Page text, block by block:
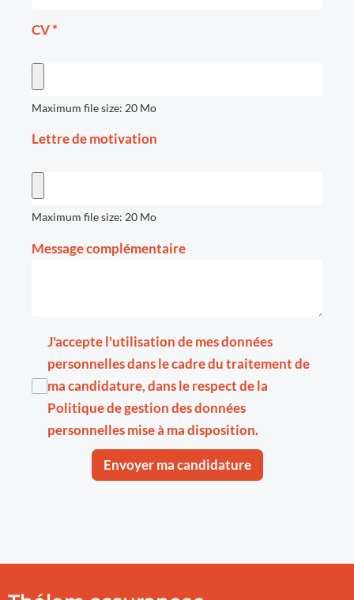
CV*
Maximum file size: 20 Mo
Lettre de motivation
Maximum file size: 20 Mo
Message complémentaire
J'accepte l'utilisation de mes données
personnelles dans le cadre du traitement de
ma candidature, dans le respect de la
Politique de gestion des données
personnellesmise à ma disposition.
Envoyer ma candidature